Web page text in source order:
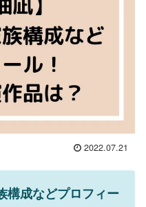
2022.07.21
構成などプロフィー